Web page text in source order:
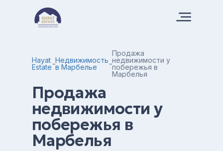
Hayat
Estate
Недвижимость
в Марбелье
Продажа
недвижимости у
побережья в
Марбелья
Продажа
недвижимости у
побережья в
Марбелья